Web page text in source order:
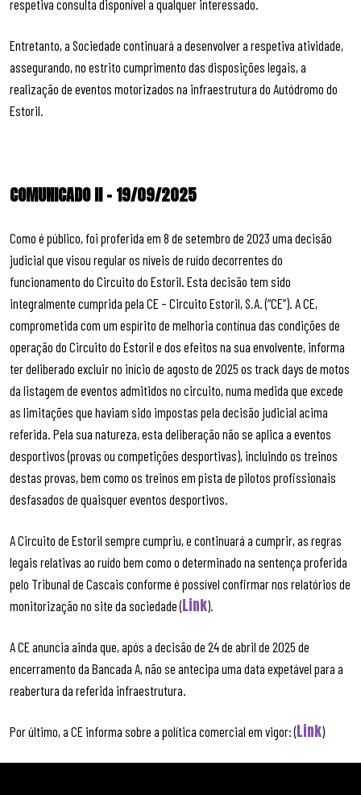
respetiva consulta disponível a qualquer interessado.
Entretanto, a Sociedade continuará a desenvolver a respetiva atividade,
assegurando, no estrito cumprimento das disposições legais, a
realização de eventos motorizados na infraestrutura do Autódromo do
Estoril.
COMUNICADO II – 19/09/2025
Como é público, foi proferida em 8 de setembro de 2023 uma decisão
judicial que visou regular os níveis de ruído decorrentes do
funcionamento do Circuito do Estoril. Esta decisão tem sido
integralmente cumprida pela CE – Circuito Estoril, S.A. (“CE”). A CE,
comprometida com um espírito de melhoria contínua das condições de
operação do Circuito do Estoril e dos efeitos na sua envolvente, informa
ter deliberado excluir no início de agosto de 2025 os track days de motos
da listagem de eventos admitidos no circuito, numa medida que excede
as limitações que haviam sido impostas pela decisão judicial acima
referida. Pela sua natureza, esta deliberação não se aplica a eventos
desportivos (provas ou competições desportivas), incluindo os treinos
destas provas, bem como os treinos em pista de pilotos profissionais
desfasados de quaisquer eventos desportivos.
A Circuito de Estoril sempre cumpriu, e continuará a cumprir, as regras
legais relativas ao ruído bem como o determinado na sentença proferida
pelo Tribunal de Cascais conforme é possível confirmar nos relatórios de
monitorização no site da sociedade (Link).
A CE anuncia ainda que, após a decisão de 24 de abril de 2025 de
encerramento da Bancada A, não se antecipa uma data expetável para a
reabertura da referida infraestrutura.
Por último, a CE informa sobre a política comercial em vigor: (Link)